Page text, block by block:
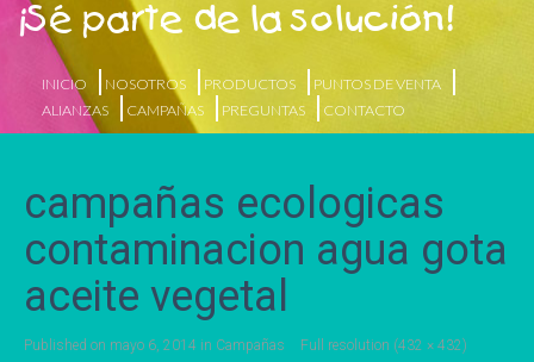
¡Sé parte de la solución!
INICIO NOSOTROS PRODUCTOS
PUNTOS DE VENTA
ALIANZAS
CAMPAÑAS PREGUNTAS CONTACTO
campañas ecologicas
contaminacion agua gota
aceite vegetal
Published on mayo 6, 2014 in Campañas Full resolution (432 × 432)